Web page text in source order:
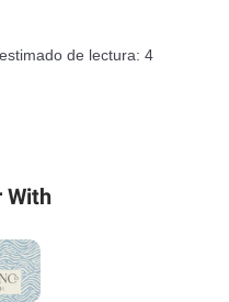
de lectura: 4
With